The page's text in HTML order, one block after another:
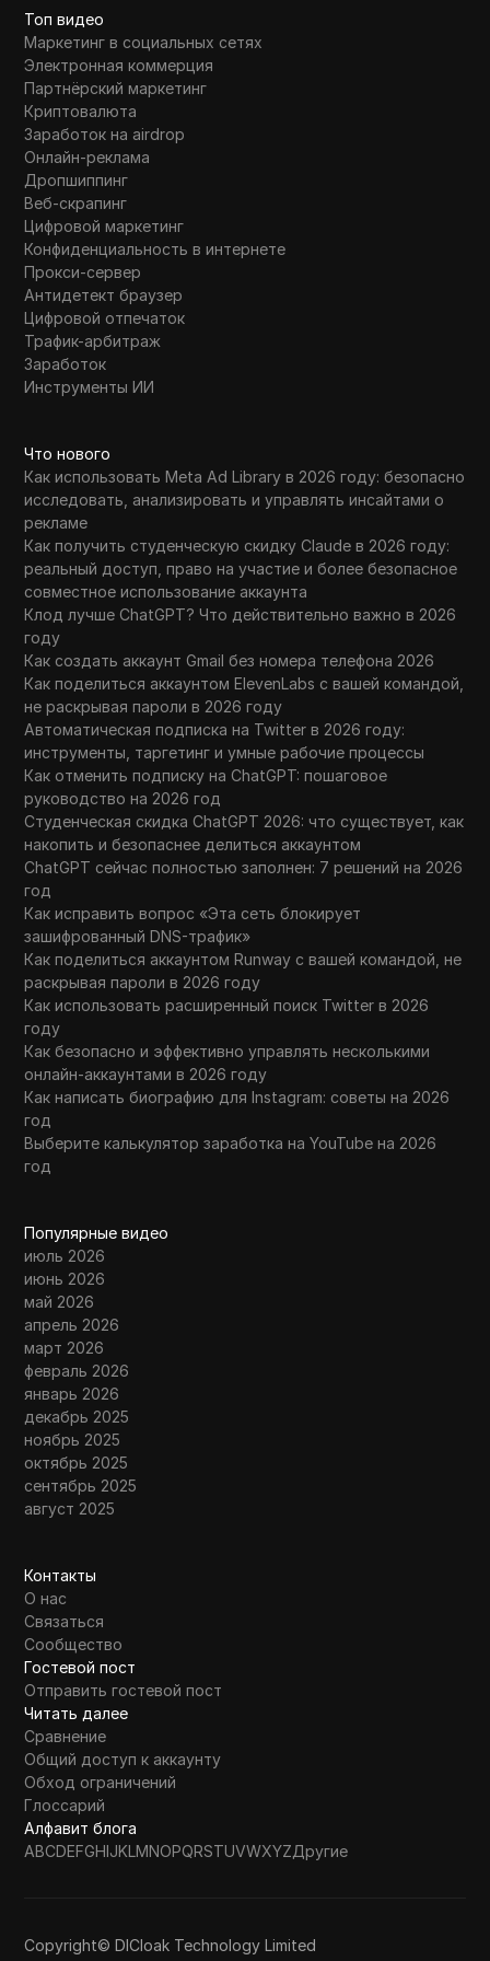
Топ видео
Маркетинг в социальных сетях
Электронная коммерция
Партнёрский маркетинг
Криптовалюта
Заработок на airdrop
Онлайн-реклама
Дропшиппинг
Веб-скрапинг
Цифровой маркетинг
Конфиденциальность в интернете
Прокси-сервер
Антидетект браузер
Цифровой отпечаток
Трафик-арбитраж
Заработок
Инструменты ИИ
Что нового
Как использовать Meta Ad Library в 2026 году: безопасно
исследовать, анализировать и управлять инсайтами о
рекламе
Как получить студенческую скидку Claude в 2026 году:
реальный доступ, право на участие и более безопасное
совместное использование аккаунта
Клод лучше ChatGPT? Что действительно важно в 2026
году
Как создать аккаунт Gmail без номера телефона 2026
Как поделиться аккаунтом ElevenLabs с вашей командой,
не раскрывая пароли в 2026 году
Автоматическая подписка на Twitter в 2026 году:
инструменты, таргетинг и умные рабочие процессы
Как отменить подписку на ChatGPT: пошаговое
руководство на 2026 год
Студенческая скидка ChatGPT 2026: что существует, как
накопить и безопаснее делиться аккаунтом
ChatGPT сейчас полностью заполнен: 7 решений на 2026
год
Как исправить вопрос «Эта сеть блокирует
зашифрованный DNS-трафик»
Как поделиться аккаунтом Runway с вашей командой, не
раскрывая пароли в 2026 году
Как использовать расширенный поиск Twitter в 2026
году
Как безопасно и эффективно управлять несколькими
онлайн-аккаунтами в 2026 году
Как написать биографию для Instagram: советы на 2026
год
Выберите калькулятор заработка на YouTube на 2026
год
Популярные видео
июль 2026
июнь 2026
май 2026
апрель 2026
март 2026
февраль 2026
январь 2026
декабрь 2025
ноябрь 2025
октябрь 2025
сентябрь 2025
август 2025
Контакты
О нас
Связаться
Сообщество
Гостевой пост
Отправить гостевой пост
Читать далее
Сравнение
Общий доступ к аккаунту
Обход ограничений
Глоссарий
Алфавит блога
ABCDEFGHIJKLMNOPQRSTUVWXYZДругие
Copyright© DICloak Technology Limited